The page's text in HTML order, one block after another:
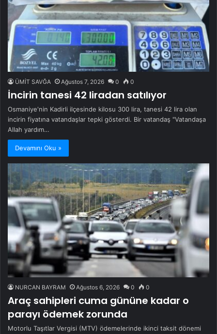
ÜMİT SAVĞA Ağustos 7, 2026 0 0
İncirin tanesi 42 liradan satılıyor
Osmaniye'nin Kadirli ilçesinde kilosu 300 lira, tanesi 42 lira olan
incirin fiyatına vatandaşlar tepki gösterdi. Bir vatandaş "Vatandaşa
Allah yardım…
Devamını Oku »
NURCAN BAYRAM Ağustos 6, 2026 0 0
Araç sahipleri cuma gününe kadar o
parayı ödemek zorunda
Motorlu Taşıtlar Vergisi (MTV) ödemelerinde ikinci taksit dönemi